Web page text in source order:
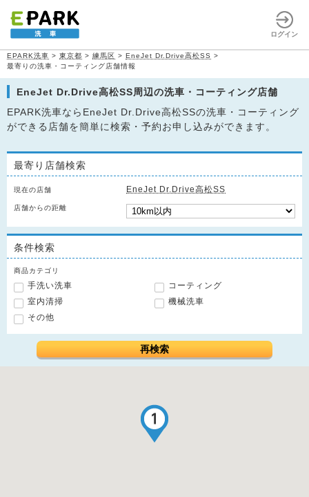
ログイン
EPARK洗車 > 東京都 > 練馬区 > EneJet Dr.Drive高松SS >
最寄りの洗車・コーティング店舗情報
EneJet Dr.Drive高松SS周辺の洗車・コーティング店舗
EPARK洗車ならEneJet Dr.Drive高松SSの洗車・コーティング
ができる店舗を簡単に検索・予約お申し込みができます。
最寄り店舗検索
現在の店舗 EneJet Dr.Drive高松SS
店舗からの距離
条件検索
商品カテゴリ
手洗い洗車
コーティング
室内清掃
機械洗車
その他
再検索